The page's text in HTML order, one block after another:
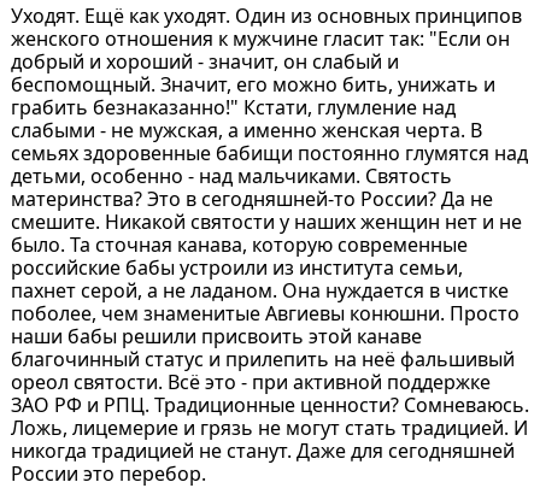
Уходят. Ещё как уходят. Один из основных принципов
женского отношения к мужчине гласит так: "Если он
добрый и хороший - значит, он слабый и
беспомощный. Значит, его можно бить, унижать и
грабить безнаказанно!" Кстати, глумление над
слабыми - не мужская, а именно женская черта. В
семьях здоровенные бабищи постоянно глумятся над
детьми, особенно - над мальчиками. Святость
материнства? Это в сегодняшней-то России? Да не
смешите. Никакой святости у наших женщин нет и не
было. Та сточная канава, которую современные
российские бабы устроили из института семьи,
пахнет серой, а не ладаном. Она нуждается в чистке
поболее, чем знаменитые Авгиевы конюшни. Просто
наши бабы решили присвоить этой канаве
благочинный статус и прилепить на неё фальшивый
ореол святости. Всё это - при активной поддержке
ЗАО РФ и РПЦ. Традиционные ценности? Сомневаюсь.
Ложь, лицемерие и грязь не могут стать традицией. И
никогда традицией не станут. Даже для сегодняшней
России это перебор.